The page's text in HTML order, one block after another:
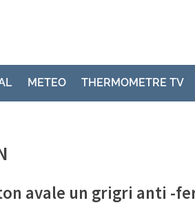
METEO THERMOMETRE TV
avale un grigri anti -